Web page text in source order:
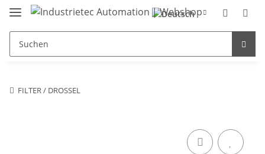
FILTER / DROSSEL